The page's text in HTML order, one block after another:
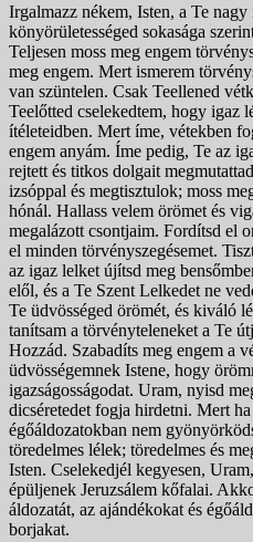
Irgalmazz nékem, Isten, a Te nagy
könyörületességed sokasága
Teljesen moss meg engem
meg engem. Mert ismerem
van szüntelen. Csak Teellened
Teelőtted cselekedtem, hogy igaz
ítéleteidben. Mert íme, vétekben
engem anyám. Íme pedig, Te az
rejtett és titkos dolgait
izsóppal és megtisztulok; moss
hónál. Hallass velem örömet és
megalázott csontjaim. Fordítsd el
el minden törvényszegésemet.
az igaz lelket újítsd meg
elől, és a Te Szent Lelkedet ne
Te üdvösséged örömét, és kiváló
tanítsam a törvényteleneket a Te
Hozzád. Szabadíts meg engem a
üdvösségemnek Istene, hogy
igazságosságodat. Uram, nyisd
dicséretedet fogja hirdetni. Mert
égőáldozatokban nem
töredelmes lélek; töredelmes és
Isten. Cselekedjél kegyesen,
épüljenek Jeruzsálem kőfalai.
áldozatát, az ajándékokat és
borjakat.